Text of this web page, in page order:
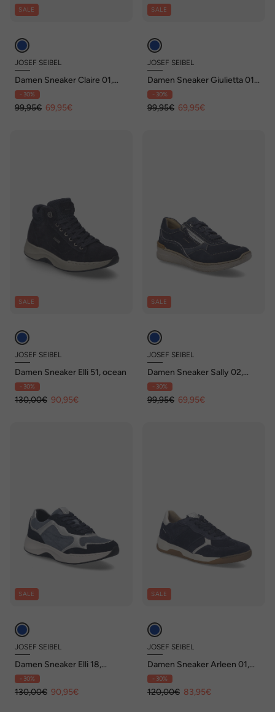
SALE
JOSEF SEIBEL
Damen Sneaker Claire 01,
iceblue
- 30%
99,95€ 69,95€
SALE
JOSEF SEIBEL
Damen Sneaker Giulietta 01,
skyblue-kombi
- 30%
99,95€ 69,95€
SALE
JOSEF SEIBEL
Damen Sneaker Elli 51, ocean
- 30%
130,00€ 90,95€
SALE
JOSEF SEIBEL
Damen Sneaker Sally 02,
ocean
- 30%
99,95€ 69,95€
SALE
JOSEF SEIBEL
Damen Sneaker Elli 18,
ocean-multi
- 30%
130,00€ 90,95€
SALE
JOSEF SEIBEL
Damen Sneaker Arleen 01,
ocean-multi
- 30%
120,00€ 83,95€